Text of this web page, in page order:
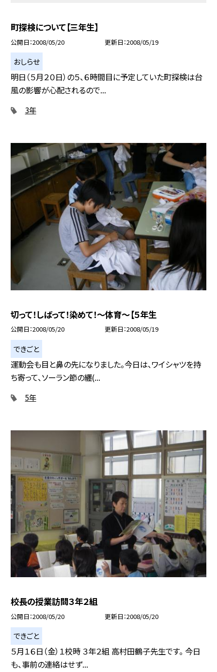
町探検について【三年生】
公開日 2008/05/20 更新日 2008/05/19
おしらせ
明日（５月２０日）の５、６時間目に予定していた町探検は台
風の影響が心配されるので...
3年
切って！しばって！染めて！〜体育〜【５年生
公開日 2008/05/20 更新日 2008/05/19
できごと
運動会も目と鼻の先になりました。今日は、ワイシャツを持
ち寄って、ソーラン節の纒(...
5年
校長の授業訪問３年２組
公開日 2008/05/20 更新日 2008/05/20
できごと
５月１６日（金）１校時 ３年２組 高村田鶴子先生です。 今日
も、事前の連絡はせず...